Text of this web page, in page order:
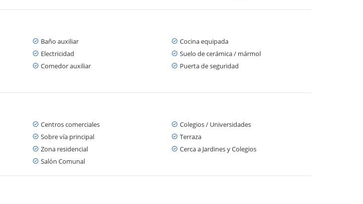
Baño auxiliar
Cocina equipada
Electricidad
Suelo de cerámica / mármol
Comedor auxiliar
Puerta de seguridad
Centros comerciales
Colegios / Universidades
Sobre vía principal
Terraza
Zona residencial
Cerca a Jardines y Colegios
Salón Comunal